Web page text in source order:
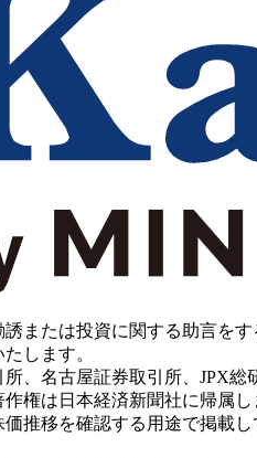
または投資に関する助言をす
します。
名古屋証券取引所、JPX総
権は日本経済新聞社に帰属し
推移を確認する用途で掲載